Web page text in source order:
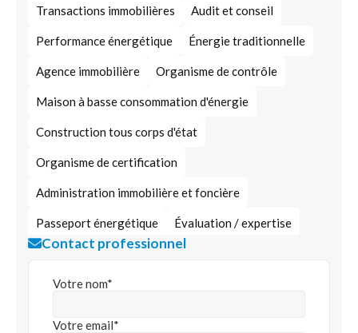
Transactions immobilières Audit et conseil
Performance énergétique Énergie traditionnelle
Agence immobilière Organisme de contrôle
Maison à basse consommation d'énergie
Construction tous corps d'état
Organisme de certification
Administration immobilière et foncière
Passeport énergétique Évaluation / expertise
Achat/vente/location Horesca
Expert bâtiment et génie civil
Contact professionnel
Votre nom*
Votre email*